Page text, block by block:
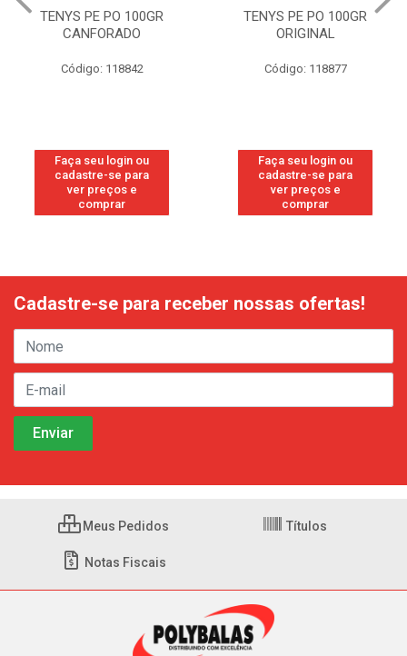
TENYS PE PO 100GR
CANFORADO
Código: 118842
Faça seu login ou
cadastre-se para
ver preços e
comprar
TENYS PE PO 100GR
ORIGINAL
Código: 118877
Faça seu login ou
cadastre-se para
ver preços e
comprar
Cadastre-se para receber nossas ofertas!
Meus Pedidos Títulos
Notas Fiscais